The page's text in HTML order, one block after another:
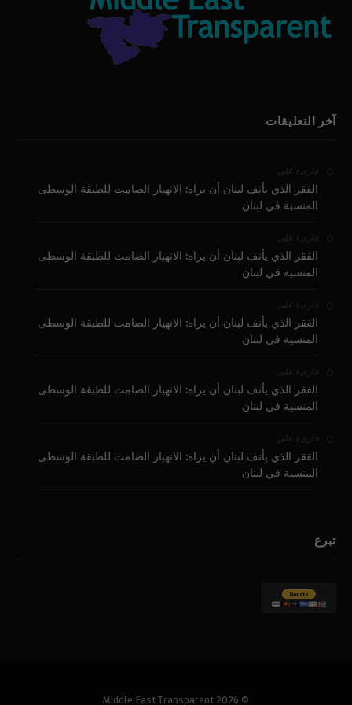
آخر التعليقات
قارىء على
الفقر الذي يأنف لبنان أن يراه: الانهيار الصامت للطبقة الوسطى
المنسية في لبنان
قارىء على
الفقر الذي يأنف لبنان أن يراه: الانهيار الصامت للطبقة الوسطى
المنسية في لبنان
قارىء على
الفقر الذي يأنف لبنان أن يراه: الانهيار الصامت للطبقة الوسطى
المنسية في لبنان
قارىء على
الفقر الذي يأنف لبنان أن يراه: الانهيار الصامت للطبقة الوسطى
المنسية في لبنان
قارىء على
الفقر الذي يأنف لبنان أن يراه: الانهيار الصامت للطبقة الوسطى
المنسية في لبنان
تبرع
© 2026 Middle East Transparent